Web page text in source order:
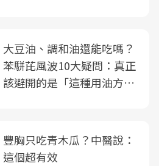
大豆油、調和油還能吃嗎？
苯駢芘風波10大疑問：真正
該避開的是「這種用油方
豐胸只吃青木瓜？中醫說：
這個超有效